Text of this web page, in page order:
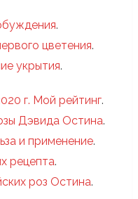
.
цветения.
укрытия.
г. Мой рейтинг.
Дэвида Остина.
и применение.
рецепта.
роз Остина.